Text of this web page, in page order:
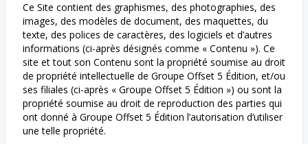
Ce Site contient des graphismes, des photographies, des
images, des modèles de document, des maquettes, du
texte, des polices de caractères, des logiciels et d’autres
informations (ci-après désignés comme « Contenu »). Ce
site et tout son Contenu sont la propriété soumise au droit
de propriété intellectuelle de Groupe Offset 5 Édition, et/ou
ses filiales (ci-après « Groupe Offset 5 Édition ») ou sont la
propriété soumise au droit de reproduction des parties qui
ont donné à Groupe Offset 5 Édition l’autorisation d’utiliser
une telle propriété.